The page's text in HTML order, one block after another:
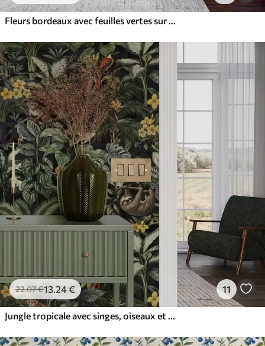
Fleurs bordeaux avec feuilles vertes sur fond clair
22.07€13.24€ 11
Jungle tropicale avec singes, oiseaux et feuillage dense